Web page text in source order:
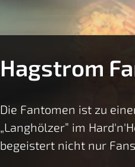
Hagstrom
Die Fantomen ist zu
„Langhölzer” im
begeistert nicht nur